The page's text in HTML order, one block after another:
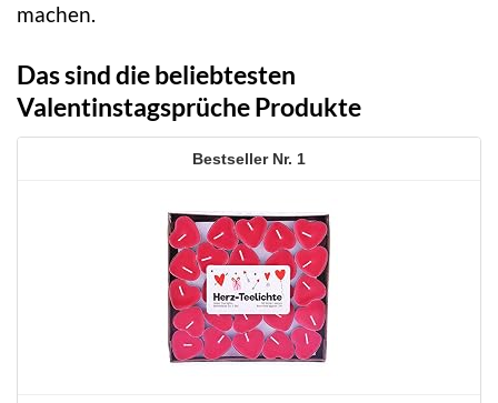
machen.
Das sind die beliebtesten
Valentinstagsprüche Produkte
1